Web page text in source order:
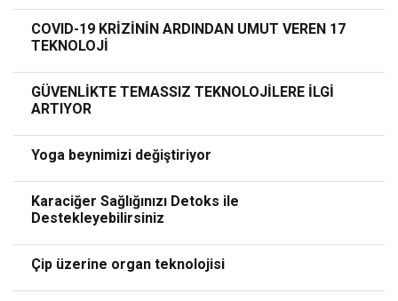
COVID-19 KRİZİNİN ARDINDAN UMUT VEREN 17
TEKNOLOJİ
GÜVENLİKTE TEMASSIZ TEKNOLOJİLERE İLGİ
ARTIYOR
Yoga beynimizi değiştiriyor
Karaciğer Sağlığınızı Detoks ile
Destekleyebilirsiniz
Çip üzerine organ teknolojisi